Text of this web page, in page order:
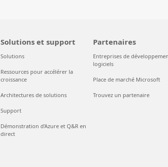
Solutions et support
Solutions
Ressources pour accélérer la
croissance
Architectures de solutions
Support
Démonstration d’Azure et Q&R en
direct
Partenaires
Entreprises de
logiciels
Place de marché Microsoft
Trouvez un partenaire